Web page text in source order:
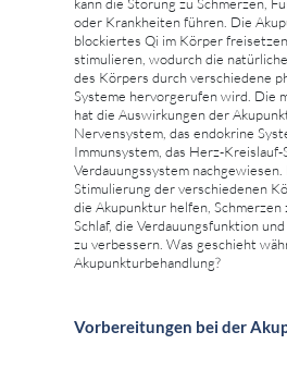
oder Krankheiten führen. Die
blockiertes Qi im Körper
stimulieren, wodurch die
des Körpers durch verschiedene
Systeme hervorgerufen wird. Die
hat die Auswirkungen der
Nervensystem, das endokrine
Immunsystem, das Herz-Kreislauf-
Verdauungssystem
Stimulierung der verschiedenen
die Akupunktur helfen, Schmerzen
Schlaf, die Verdauungsfunktion
zu verbessern. Was geschieht
Akupunkturbehandlung?
Vorbereitungen bei der